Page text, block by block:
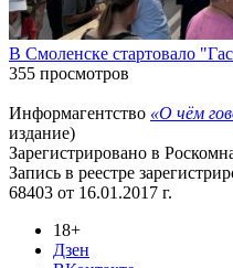
В Смоленске стартовало
355 просмотров
Информагентство «О чём
издание)
Зарегистрировано в
Запись в реестре
68403 от 16.01.2017 г.
18+
Дзен